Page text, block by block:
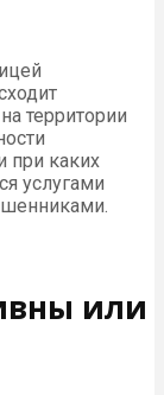
территории
при каких
услугами
или